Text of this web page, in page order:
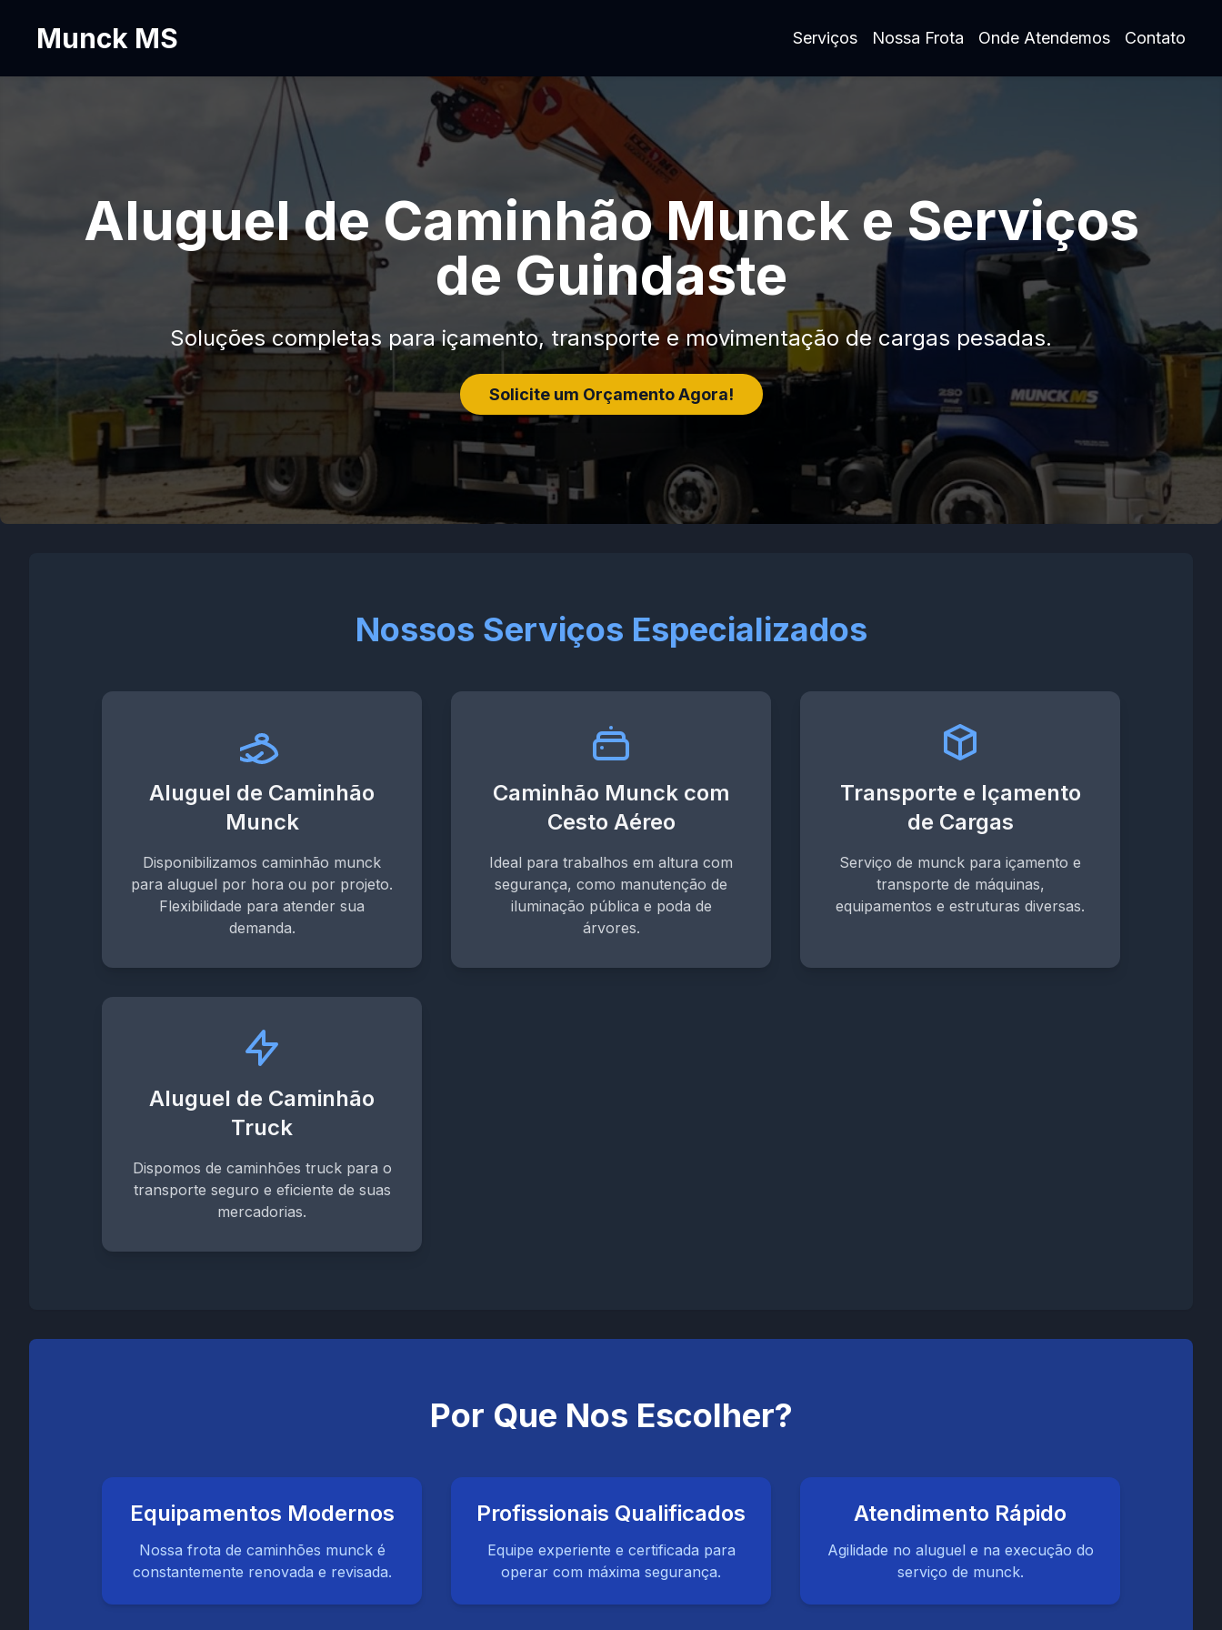
Munck MS Serviços Nossa Frota Onde Atendemos Contato
Aluguel de Caminhão Munck e Serviços
de Guindaste
Soluções completas para içamento, transporte e movimentação de cargas pesadas.
Solicite um Orçamento Agora!
Nossos Serviços Especializados
Aluguel de Caminhão
Munck
Disponibilizamos caminhão munck
para aluguel por hora ou por projeto.
Flexibilidade para atender sua
demanda.
Caminhão Munck com
Cesto Aéreo
Ideal para trabalhos em altura com
segurança, como manutenção de
iluminação pública e poda de
árvores.
Transporte e Içamento
de Cargas
Serviço de munck para içamento e
transporte de máquinas,
equipamentos e estruturas diversas.
Aluguel de Caminhão
Truck
Dispomos de caminhões truck para o
transporte seguro e eficiente de suas
mercadorias.
Por Que Nos Escolher?
Equipamentos Modernos
Nossa frota de caminhões munck é
constantemente renovada e revisada.
Profissionais Qualificados
Equipe experiente e certificada para
operar com máxima segurança.
Atendimento Rápido
Agilidade no aluguel e na execução do
serviço de munck.